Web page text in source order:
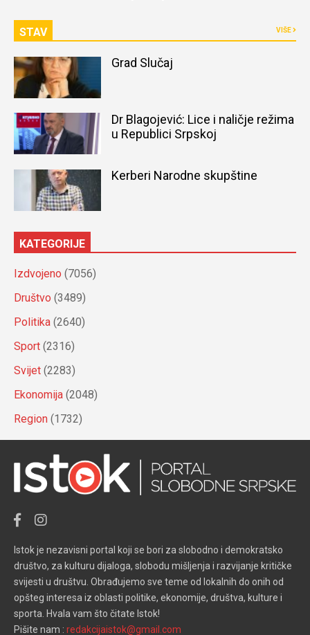
STAV VIŠE
Grad Slučaj
Dr Blagojević: Lice i naličje režima
u Republici Srpskoj
Kerberi Narodne skupštine
KATEGORIJE
Izdvojeno (7056)
Društvo (3489)
Politika (2640)
Sport (2316)
Svijet (2283)
Ekonomija (2048)
Region (1732)
Istok je nezavisni portal koji se bori za slobodno i demokratsko
društvo, za kulturu dijaloga, slobodu mišljenja i razvijanje kritičke
svijesti u društvu. Obrađujemo sve teme od lokalnih do onih od
opšteg interesa iz oblasti politike, ekonomije, društva, kulture i
sporta. Hvala vam što čitate Istok!
Pišite nam : redakcijaistok@gmail.com